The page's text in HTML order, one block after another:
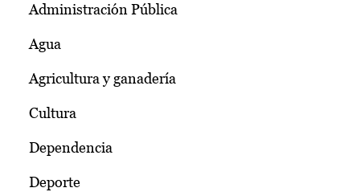
Administración Pública
Agua
Agricultura y ganadería
Cultura
Dependencia
Deporte